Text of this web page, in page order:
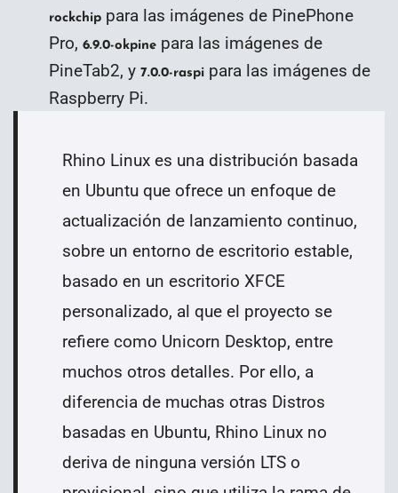
rockchip para las imágenes de PinePhone
Pro, 6.9.0-okpine para las imágenes de
PineTab2, y 7.0.0-raspi para las imágenes de
Raspberry Pi.
Rhino Linux es una distribución basada
en Ubuntu que ofrece un enfoque de
actualización de lanzamiento continuo,
sobre un entorno de escritorio estable,
basado en un escritorio XFCE
personalizado, al que el proyecto se
refiere como Unicorn Desktop, entre
muchos otros detalles. Por ello, a
diferencia de muchas otras Distros
basadas en Ubuntu, Rhino Linux no
deriva de ninguna versión LTS o